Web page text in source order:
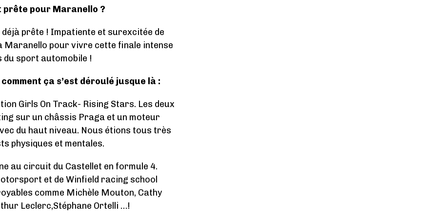
prête pour Maranello ?
prête ! Impatiente et surexcitée de
Maranello pour vivre cette finale intense
du sport automobile !
ça s’est déroulé jusque là :
Girls On Track- Rising Stars. Les deux
sur un châssis Praga et un moteur
du haut niveau. Nous étions tous très
physiques et mentales.
au circuit du Castellet en formule 4.
et de Winfield racing school
comme Michèle Mouton, Cathy
Leclerc,Stéphane Ortelli …!